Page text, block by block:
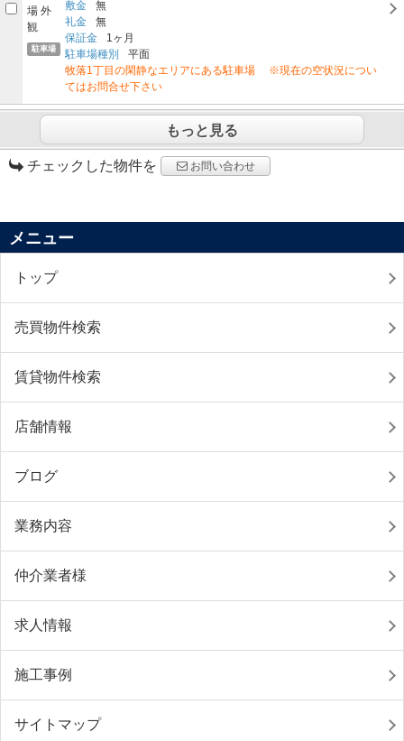
駐車場
敷金
無
礼金
無
保証金
1ヶ月
駐車場種別
平面
牧落1丁目の閑静なエリアにある駐車場 ※現在の空状況につい
てはお問合せ下さい
もっと見る
チェックした物件を お問い合わせ
メニュー
トップ
売買物件検索
賃貸物件検索
店舗情報
ブログ
業務内容
仲介業者様
求人情報
施工事例
サイトマップ